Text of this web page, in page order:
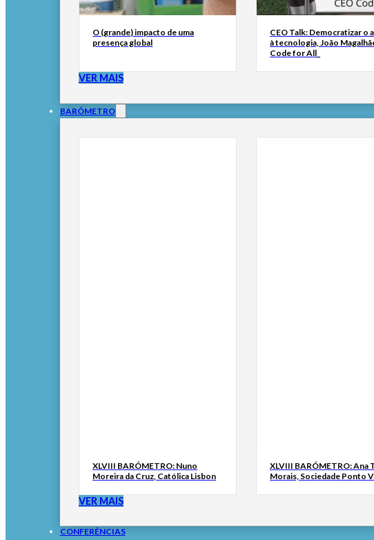
O (grande) impacto de uma
presença global
CEO Talk: Democratizar o
à tecnologia, João
Code for All_
VER MAIS
BARÓMETRO
XLVIII BARÓMETRO: Nuno
Moreira da Cruz, Católica Lisbon
XLVIII BARÓMETRO: Ana
Morais, Sociedade Ponto
VER MAIS
CONFERÊNCIAS